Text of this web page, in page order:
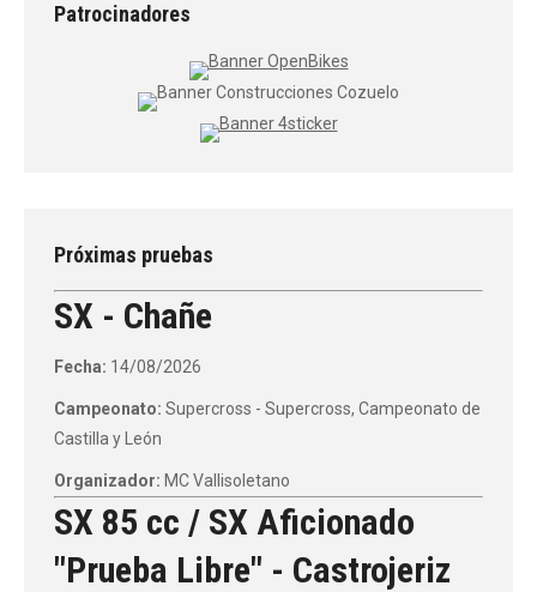
Patrocinadores
Próximas pruebas
SX - Chañe
Fecha: 14/08/2026
Campeonato: Supercross - Supercross, Campeonato de
Castilla y León
Organizador: MC Vallisoletano
SX 85 cc / SX Aficionado
"Prueba Libre" - Castrojeriz